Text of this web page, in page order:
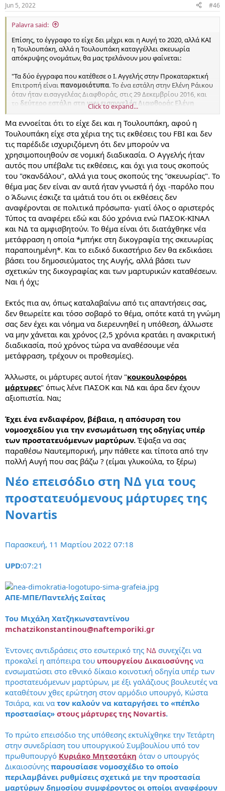
Jun 5, 2022 #46
Palavra said:
Επίσης, το έγγραφο το είχε δει μέχρι και η Αυγή το 2020, αλλά ΚΑΙ
η Τουλουπάκη, αλλά η Τουλουπάκη καταγγέλλει σκευωρία
απόκρυψης ονομάτων, θα μας τρελάνουν μου φαίνεται:
"Τα δύο έγγραφα που κατέθεσε ο Ι. Αγγελής στην Προκαταρκτική
Επιτροπή είναι πανομοιότυπα. Το ένα εστάλη στην Ελένη Ράικου
όταν ήταν εισαγγελέας Διαφθοράς, στις 29 Δεκεμβρίου 2016, και
το δεύτερο εστάλη στη νυν εισαγγελέα Διαφθοράς Ελένη
https://www.avgi.gr/politiki/356592...ne-tois-metritois-
kybernitikoys-axiomatoyhoys
Click to expand...
Μα εννοείται ότι το είχε δει και η Τουλουπάκη, αφού η
Τουλουπάκη είχε στα χέρια της τις εκθέσεις του FBI και δεν
τις παρέδιδε ισχυριζόμενη ότι δεν μπορούν να
χρησιμοποιηθούν σε νομική διαδικασία. Ο Αγγελής ήταν
αυτός που υπέβαλε τις εκθέσεις, και όχι για τους σκοπούς
του "σκανδάλου", αλλά για τους σκοπούς της "σκευωρίας". Το
θέμα μας δεν είναι αν αυτά ήταν γνωστά ή όχι -παρόλο που
ο Άδωνις έσκιζε τα ιμάτιά του ότι οι εκθέσεις δεν
αναφέρονται σε πολιτικά πρόσωπα- γιατί όλος ο αριστερός
Τύπος τα αναφέρει εδώ και δύο χρόνια ενώ ΠΑΣΟΚ-ΚΙΝΑΛ
και ΝΔ τα αμφισβητούν. Το θέμα είναι ότι διατάχθηκε νέα
μετάφραση η οποία *μπήκε στη δικογραφία της σκευωρίας
παραποιημένη*. Και το ειδικό δικαστήριο δεν θα εκδικάσει
βάσει του δημοσιεύματος της Αυγής, αλλά βάσει των
σχετικών της δικογραφίας και των μαρτυρικών καταθέσεων.
Ναι ή όχι;
Εκτός πια αν, όπως καταλαβαίνω από τις απαντήσεις σας,
δεν θεωρείτε και τόσο σοβαρό το θέμα, οπότε κατά τη γνώμη
σας δεν έχει και νόημα να διερευνηθεί η υπόθεση, άλλωστε
να μην χάνεται και χρόνος (2,5 χρόνια κρατάει η ανακριτική
διαδικασία, πού χρόνος τώρα να αναθέσουμε νέα
μετάφραση, τρέχουν οι προθεσμίες).
Άλλωστε, οι μάρτυρες αυτοί ήταν "κουκουλοφόροι
μάρτυρες" όπως λένε ΠΑΣΟΚ και ΝΔ και άρα δεν έχουν
αξιοπιστία. Ναι;
Έχει ένα ενδιαφέρον, βέβαια, η απόσυρση του
νομοσχεδίου για την ενσωμάτωση της οδηγίας υπέρ
των προστατευόμενων μαρτύρων. Έψαξα να σας
παραθέσω Ναυτεμπορική, μην πάθετε και τίποτα από την
πολλή Αυγή που σας βάζω ? (είμαι γλυκούλα, το ξέρω)
Νέο επεισόδιο στη ΝΔ για τους
προστατευόμενους μάρτυρες της
Novartis
Παρασκευή, 11 Μαρτίου 2022 07:18
UPD:07:21
ΑΠΕ-ΜΠΕ/Παντελής Σαίτας
Του Μιχάλη Χατζηκωνσταντίνου
mchatzikonstantinou@naftemporiki.gr
Έντονες αντιδράσεις στο εσωτερικό της ΝΔ συνεχίζει να
προκαλεί η απόπειρα του υπουργείου Δικαιοσύνηςνα
ενσωματώσει στο εθνικό δίκαιο κοινοτική οδηγία υπέρ των
προστατευόμενων μαρτύρων, με έξι γαλάζιους βουλευτές να
καταθέτουν χθες ερώτηση στον αρμόδιο υπουργό, Κώστα
Τσιάρα, και να τον καλούν να καταργήσει το «πέπλο
προστασίας» στους μάρτυρες της Novartis.
Το πρώτο επεισόδιο της υπόθεσης εκτυλίχθηκε την Τετάρτη
στην συνεδρίαση του υπουργικού Συμβουλίου υπό τον
πρωθυπουργό Κυριάκο Μητσοτάκη όταν ο υπουργός
Δικαιοσύνης παρουσίασε νομοσχέδιο το οποίο
περιλαμβάνει ρυθμίσεις σχετικά με την προστασία
μαρτύρων δημοσίου συμφέροντος οι οποίοι αναφέρουν